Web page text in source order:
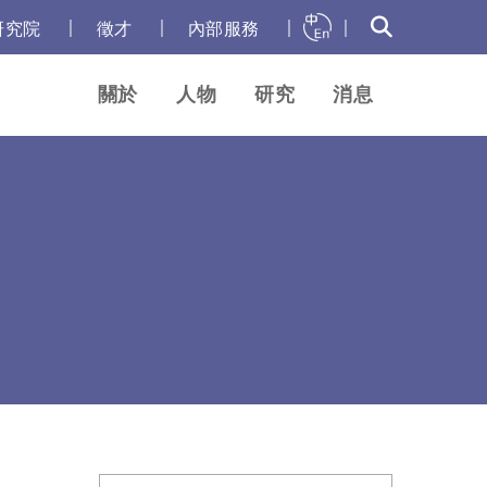
究院 徵才 內部服務
關於 人物 研究 消息